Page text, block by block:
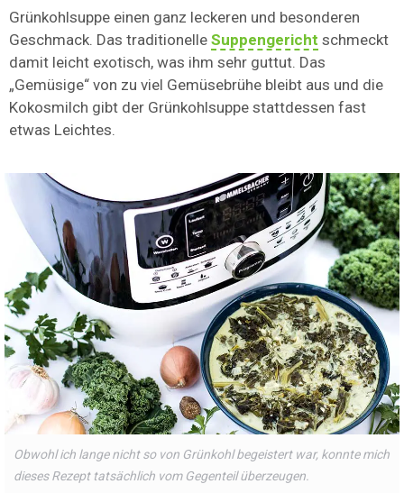
Grünkohlsuppe einen ganz leckeren und besonderen
Geschmack. Das traditionelle Suppengericht schmeckt
damit leicht exotisch, was ihm sehr guttut. Das
„Gemüsige“ von zu viel Gemüsebrühe bleibt aus und die
Kokosmilch gibt der Grünkohlsuppe stattdessen fast
etwas Leichtes.
Obwohl ich lange nicht so von Grünkohl begeistert war, konnte mich
dieses Rezept tatsächlich vom Gegenteil überzeugen.